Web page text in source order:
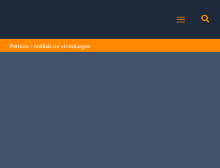
MENU
Portada › Análisis de videojuegos